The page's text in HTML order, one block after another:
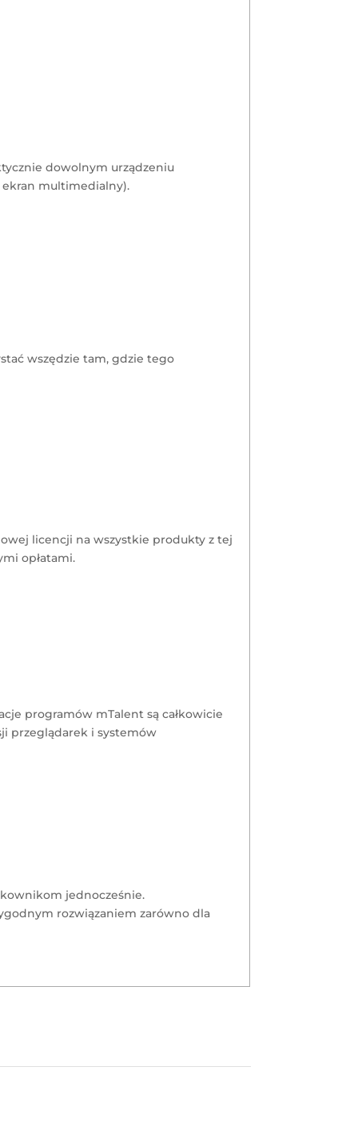
dowolnym urządzeniu
multimedialny).
wszędzie tam, gdzie tego
licencji na wszystkie produkty z tej
opłatami.
programów mTalent są całkowicie
przeglądarek i systemów
jednocześnie.
rozwiązaniem zarówno dla